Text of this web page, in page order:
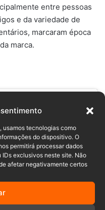
usamos tecnologias como
do dispositivo. O
permitirá processar dados
exclusivos neste site. Não
afetar negativamente certos
entre pessoas
e da variedade de
marcaram época
marca.